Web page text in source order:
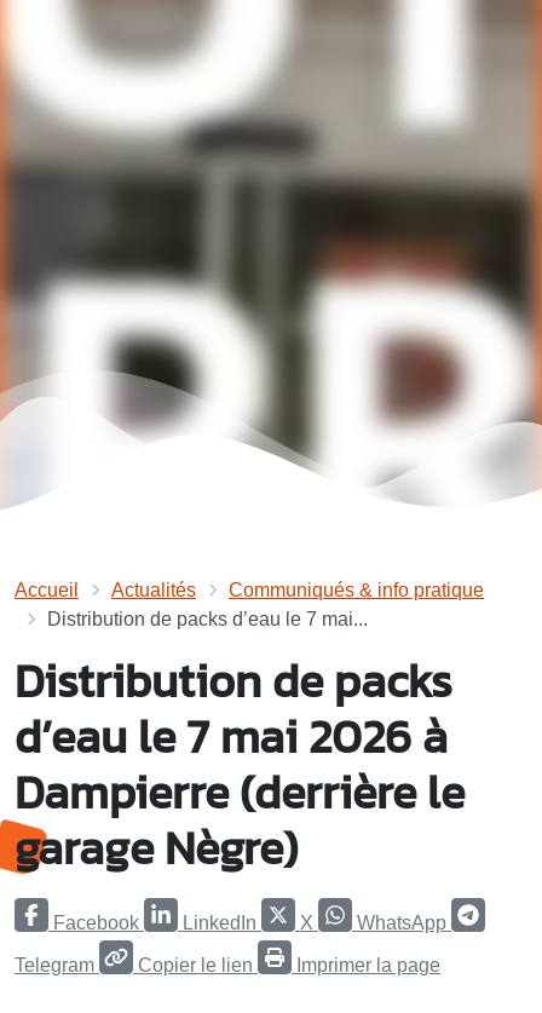
Accueil Actualités
Communiqués & info pratique
Distribution de packs d’eau le 7 mai...
Distribution de packs
d’eau le 7 mai 2026 à
Dampierre (derrière le
garage Nègre)
Facebook LinkedIn X WhatsApp
Telegram Copier le lien Imprimer la page